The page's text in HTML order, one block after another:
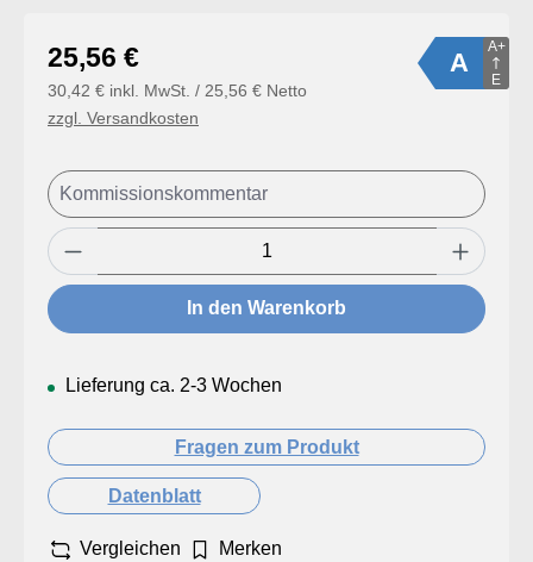
Regulärer Preis:
25,56 €
30,42 € inkl. MwSt. / 25,56 € Netto
zzgl. Versandkosten
Produkt Anzahl: Gib den gewünschten
In den Warenkorb
Lieferung ca. 2-3 Wochen
A
A+
E
Fragen zum Produkt
Datenblatt
Vergleichen Merken